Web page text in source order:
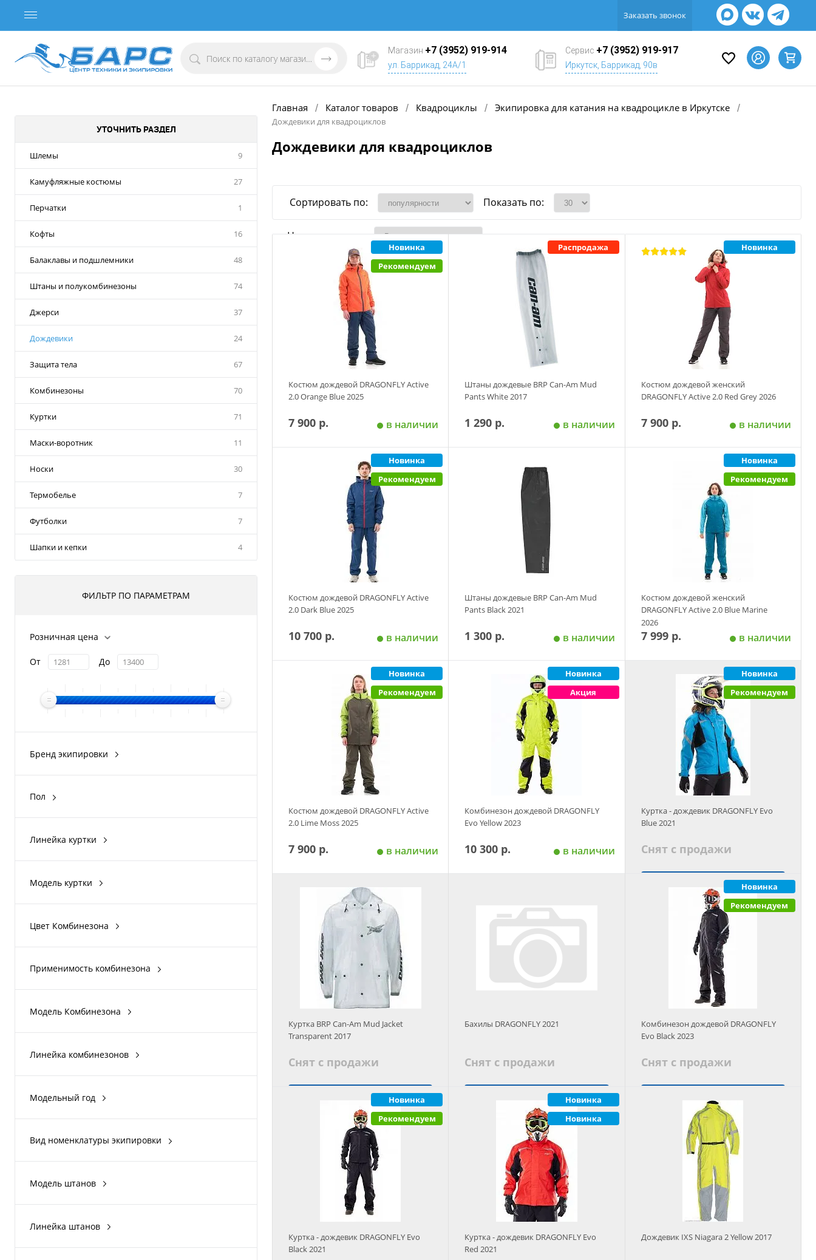
Заказать звонок
Магазин +7 (3952) 919-914
ул. Баррикад, 24А/1
Сервис +7 (3952) 919-917
Иркутск, Баррикад, 90в
УТОЧНИТЬ РАЗДЕЛ
Шлемы 9
Камуфляжные костюмы 27
Перчатки 1
Кофты 16
Балаклавы и подшлемники 48
Штаны и полукомбинезоны 74
Джерси 37
Дождевики 24
Защита тела 67
Комбинезоны 70
Куртки 71
Маски-воротник 11
Носки 30
Термобелье 7
Футболки 7
Шапки и кепки 4
ФИЛЬТР ПО ПАРАМЕТРАМ
Розничная цена
От До
Бренд экипировки
DRAGONFLY
MONSTER
Пол
Линейка куртки
Модель куртки
Camo Mud Jacket
Цвет Комбинезона
Применимость комбинезона
Модель Комбинезона
Линейка комбинезонов
Модельный год
2021
Вид номенклатуры экипировки
Комбинезон
Костюм
Модель штанов
Линейка штанов
Главная / Каталог товаров / Квадроциклы / Экипировка для катания на квадроцикле в Иркутске /
Дождевики для квадроциклов
Дождевики для квадроциклов
Сортировать по: Показать по:
Наличие товара
Новинка
Рекомендуем
Костюм дождевой DRAGONFLY Active
2.0 Orange Blue 2025
7 900 р. в наличии
Добавить в корзину
XL
Распродажа
Штаны дождевые BRP Can-Am Mud
Pants White 2017
1 290 р. в наличии
Добавить в корзину
Новинка
Костюм дождевой женский
DRAGONFLY Active 2.0 Red Grey 2026
7 900 р. в наличии
Добавить в корзину
L
Новинка
Рекомендуем
Костюм дождевой DRAGONFLY Active
2.0 Dark Blue 2025
10 700 р. в наличии
Добавить в корзину
L
Штаны дождевые BRP Can-Am Mud
Pants Black 2021
1 300 р. в наличии
Добавить в корзину
L
Новинка
Рекомендуем
Костюм дождевой женский
DRAGONFLY Active 2.0 Blue Marine
2026
7 999 р. в наличии
Добавить в корзину
M L
Новинка
Рекомендуем
Костюм дождевой DRAGONFLY Active
2.0 Lime Moss 2025
7 900 р. в наличии
Добавить в корзину
Новинка
Акция
Комбинезон дождевой DRAGONFLY
Evo Yellow 2023
10 300 р. в наличии
Новинка
Рекомендуем
Куртка - дождевик DRAGONFLY Evo
Blue 2021
Снят с продажи
Подобрать аналог
Куртка BRP Can-Am Mud Jacket
Transparent 2017
Снят с продажи
Бахилы DRAGONFLY 2021
Снят с продажи
Подобрать аналог
Новинка
Рекомендуем
Комбинезон дождевой DRAGONFLY
Evo Black 2023
Снят с продажи
Подобрать аналог
Новинка
Рекомендуем
Куртка - дождевик DRAGONFLY Evo
Black 2021
Новинка
Новинка
Куртка - дождевик DRAGONFLY Evo
Red 2021
Дождевик IXS Niagara 2 Yellow 2017